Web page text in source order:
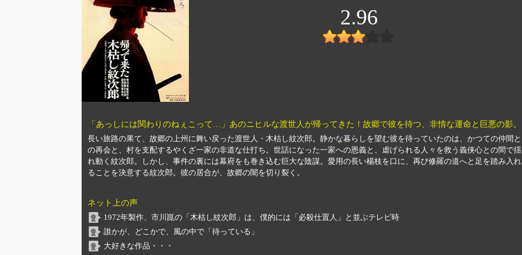
2.96
「あっしには関わりのねぇこって…」あのニヒルな渡世人が帰ってきた！故郷で彼を待つ、非情な運命と巨悪の影。
長い旅路の果て、故郷の上州に舞い戻った渡世人・木枯し紋次郎。静かな暮らしを望む彼を待っていたのは、かつての仲間と
の再会と、村を支配するやくざ一家の非道な仕打ち。世話になった一家への恩義と、虐げられる人々を救う義侠心との間で揺
れ動く紋次郎。しかし、事件の裏には幕府をも巻き込む巨大な陰謀。愛用の長い楊枝を口に、再び修羅の道へと足を踏み入れ
ることを決意する紋次郎。彼の居合が、故郷の闇を切り裂く。
ネット上の声
1972年製作、市川崑の「木枯し紋次郎」は、僕的には「必殺仕置人」と並ぶテレビ時
誰かが、どこかで、風の中で「待っている」
大好きな作品・・・